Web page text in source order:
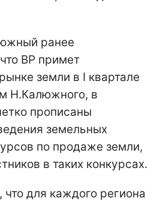
ранее
ВР примет
земли в І квартале
Н.Калюжного, в
прописаны
земельных
по продаже земли,
в таких конкурсах.
для каждого региона